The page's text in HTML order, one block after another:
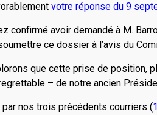
votre réponse du 9
confirmé avoir demandé à M.
ce dossier à l’avis du
que cette prise de position,
– de notre ancien
nos trois précédents courriers (